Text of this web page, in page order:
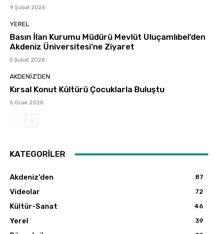
9 Şubat 2026
YEREL
Basın İlan Kurumu Müdürü Mevlüt Uluçamlıbel’den
Akdeniz Üniversitesi’ne Ziyaret
5 Şubat 2026
AKDENIZ'DEN
Kırsal Konut Kültürü Çocuklarla Buluştu
6 Ocak 2026
KATEGORİLER
Akdeniz'den 87
Videolar 72
Kültür-Sanat 46
Yerel 39